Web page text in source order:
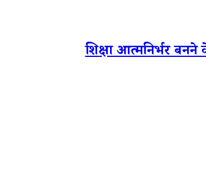
शिक्षा आत्मनिर्भर बनने